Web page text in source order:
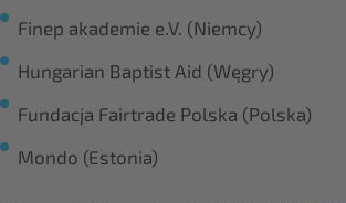
Finep akademie e.V. (Niemcy)
Hungarian Baptist Aid (Węgry)
Fundacja Fairtrade Polska (Polska)
Mondo (Estonia)